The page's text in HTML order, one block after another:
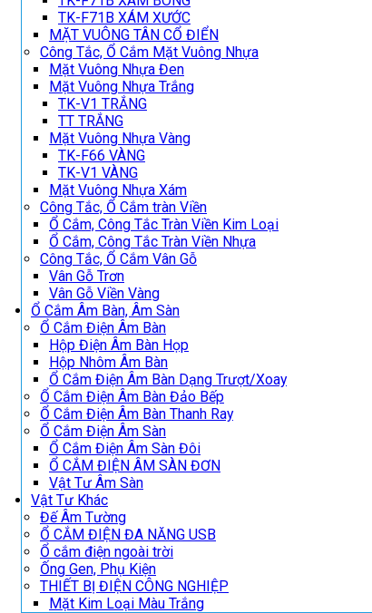
TK-F71B XÁM XƯỚC
MẶT VUÔNG TÂN CỔ ĐIỂN
Công Tắc, Ổ Cắm Mặt Vuông Nhựa
Mặt Vuông Nhựa Đen
Mặt Vuông Nhựa Trắng
TK-V1 TRẮNG
TT TRẮNG
Mặt Vuông Nhựa Vàng
TK-F66 VÀNG
TK-V1 VÀNG
Mặt Vuông Nhựa Xám
Công Tắc, Ổ Cắm tràn Viền
Ổ Cắm, Công Tắc Tràn Viền Kim Loại
Ổ Cắm, Công Tắc Tràn Viền Nhựa
Công Tắc, Ổ Cắm Vân Gỗ
Vân Gỗ Trơn
Vân Gỗ Viền Vàng
Ổ Cắm Âm Bàn, Âm Sàn
Ổ Cắm Điện Âm Bàn
Hộp Điện Âm Bàn Họp
Hộp Nhôm Âm Bàn
Ổ Cắm Điện Âm Bàn Dạng Trượt/Xoay
Ổ Cắm Điện Âm Bàn Đảo Bếp
Ổ Cắm Điện Âm Bàn Thanh Ray
Ổ Cắm Điện Âm Sàn
Ổ Cắm Điện Âm Sàn Đôi
Ổ CẮM ĐIỆN ÂM SÀN ĐƠN
Vật Tư Âm Sàn
Vật Tư Khác
Đế Âm Tường
Ổ CẮM ĐIỆN ĐA NĂNG USB
Ổ cắm điện ngoài trời
Ống Gen, Phụ Kiện
THIẾT BỊ ĐIỆN CÔNG NGHIỆP
Mặt Kim Loại Màu Trắng